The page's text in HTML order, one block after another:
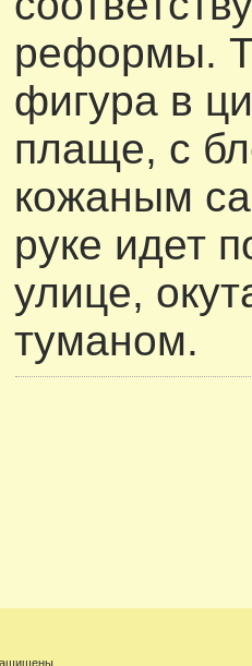
реформы.
фигура в
плаще, с
кожаным
руке идет
улице,
туманом.